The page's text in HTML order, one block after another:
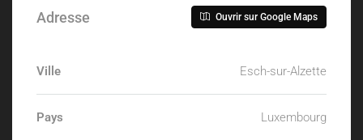
Adresse Ouvrir sur Google Maps
Ville Esch-sur-Alzette
Pays Luxembourg